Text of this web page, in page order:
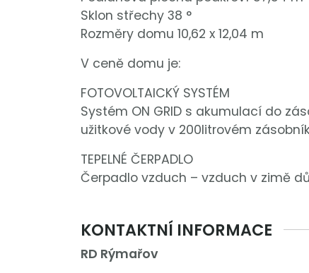
Sklon střechy 38 °
Rozměry domu 10,62 x 12,04 m
V ceně domu je:
FOTOVOLTAIC­KÝ SYSTÉM
Systém ON GRID s akumulací do
užitkové vody v 200litrovém
TEPELNÉ ČERPADLO
Čerpadlo vzduch – vzduch v zimě
KONTAKTNÍ INFORMACE
RD Rýmařov